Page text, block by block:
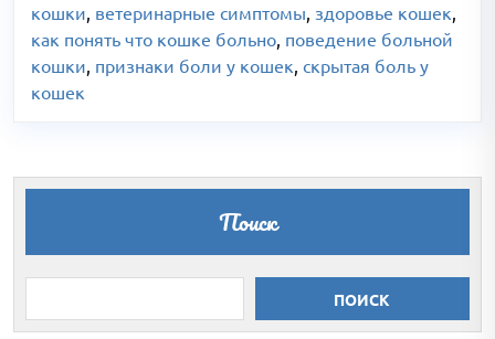
кошки, ветеринарные симптомы, здоровье кошек,
как понять что кошке больно, поведение больной
кошки, признаки боли у кошек, скрытая боль у
кошек
Поиск
ПОИСК